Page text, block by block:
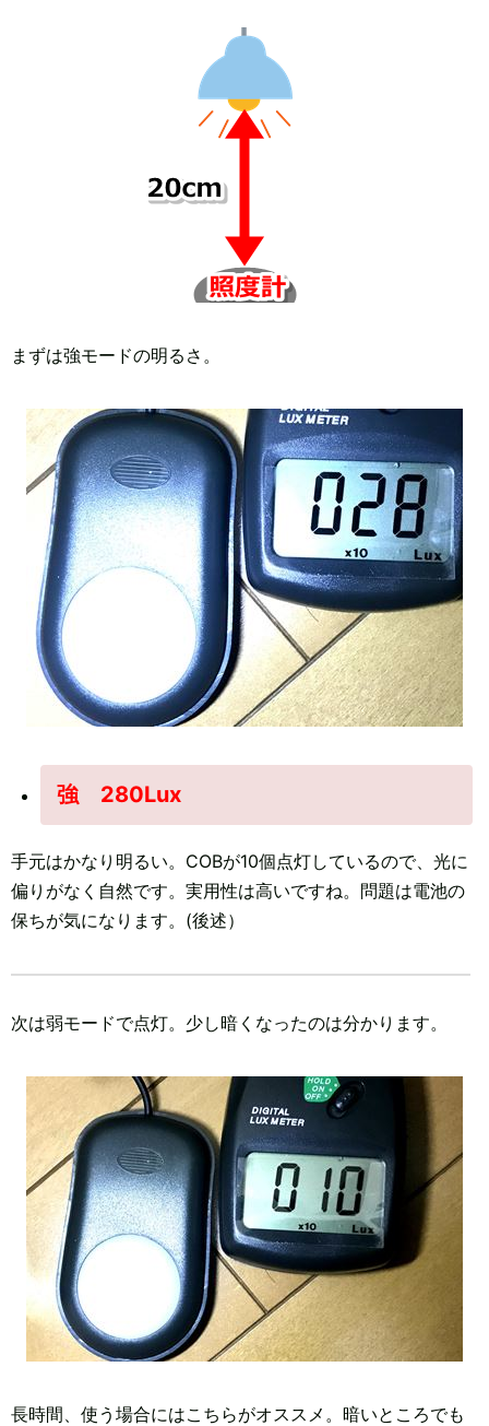
まずは強モードの明るさ。
強 280Lux
手元はかなり明るい。COBが10個点灯しているので、光に
偏りがなく自然です。実用性は高いですね。問題は電池の
保ちが気になります。(後述）
次は弱モードで点灯。少し暗くなったのは分かります。
長時間、使う場合にはこちらがオススメ。暗いところでも